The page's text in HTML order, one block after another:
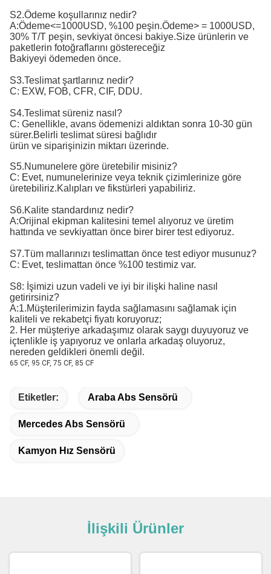
S2.Ödeme koşullarınız nedir?
A:Ödeme<=1000USD, %100 peşin.Ödeme> = 1000USD,
30% T/T peşin, sevkiyat öncesi bakiye.Size ürünlerin ve
paketlerin fotoğraflarını göstereceğiz
Bakiyeyi ödemeden önce.
S3.Teslimat şartlarınız nedir?
C: EXW, FOB, CFR, CIF, DDU.
S4.Teslimat süreniz nasıl?
C: Genellikle, avans ödemenizi aldıktan sonra 10-30 gün
sürer.Belirli teslimat süresi bağlıdır
ürün ve siparişinizin miktarı üzerinde.
S5.Numunelere göre üretebilir misiniz?
C: Evet, numunelerinize veya teknik çizimlerinize göre
üretebiliriz.Kalıpları ve fikstürleri yapabiliriz.
S6.Kalite standardınız nedir?
A:Orijinal ekipman kalitesini temel alıyoruz ve üretim
hattında ve sevkiyattan önce birer birer test ediyoruz.
S7.Tüm mallarınızı teslimattan önce test ediyor musunuz?
C: Evet, teslimattan önce %100 testimiz var.
S8: İşimizi uzun vadeli ve iyi bir ilişki haline nasıl
getirirsiniz?
A:1.Müşterilerimizin fayda sağlamasını sağlamak için
kaliteli ve rekabetçi fiyatı koruyoruz;
2. Her müşteriye arkadaşımız olarak saygı duyuyoruz ve
içtenlikle iş yapıyoruz ve onlarla arkadaş oluyoruz,
nereden geldikleri önemli değil.
65 CF, 95 CF, 75 CF, 85 CF
Etiketler: Araba Abs Sensörü
Mercedes Abs Sensörü
Kamyon Hız Sensörü
İlişkili Ürünler